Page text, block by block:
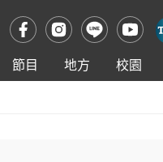
節目 地方
校園